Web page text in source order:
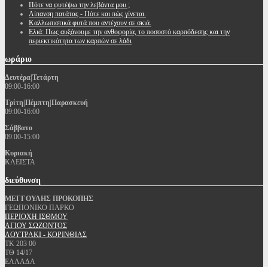
Πότε να φυτέψω την λεβάντα μου ;
Λίπανση πατάτας - Πότε και πώς γίνεται.
Καλλωπιστικά φυτά που αντέχουν σε σκιά.
Ελιά: Πως αυξάνουμε την ανθοφορία, το ποσοστό καρπόδεσης και την
περιεκτικότητα των καρπών σε λάδι
ωράριο
Δευτέρα|Τετάρτη
09:00-16:00
Τρίτη|Πέμπτη|Παρασκευή
09:00-16:00
Σάββατο
09:00-15:00
Κυριακή
ΚΛΕΙΣΤΑ
διεύθυνση
ΜΕΓΓΟΥΛΗΣ ΠΡΟΚΟΠΗΣ
ΓΕΩΠΟΝΙΚΟ ΠΑΡΚΟ
ΠΕΡΙΟΧΗ ΙΣΘΜΟΥ
ΑΓΙΟΥ ΣΩΖΟΝΤΟΣ
ΛΟΥΤΡΑΚΙ - ΚΟΡΙΝΘΙΑΣ
ΤΚ 203 00
ΤΘ 14/17
ΕΛΛΑΔΑ